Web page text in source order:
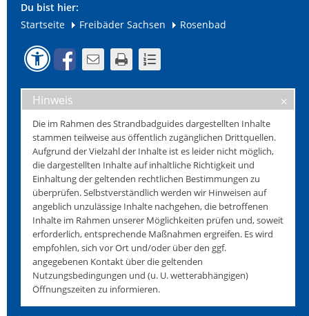
Du bist hier:
Startseite
Freibäder Sachsen Rosenbad
Hinweis
Die im Rahmen des Strandbadguides dargestellten Inhalte
stammen teilweise aus öffentlich zugänglichen Drittquellen.
Aufgrund der Vielzahl der Inhalte ist es leider nicht möglich,
die dargestellten Inhalte auf inhaltliche Richtigkeit und
Einhaltung der geltenden rechtlichen Bestimmungen zu
überprüfen. Selbstverständlich werden wir Hinweisen auf
angeblich unzulässige Inhalte nachgehen, die betroffenen
Inhalte im Rahmen unserer Möglichkeiten prüfen und, soweit
erforderlich, entsprechende Maßnahmen ergreifen. Es wird
empfohlen, sich vor Ort und/oder über den ggf.
angegebenen Kontakt über die geltenden
Nutzungsbedingungen und (u. U. wetterabhängigen)
Öffnungszeiten zu informieren.